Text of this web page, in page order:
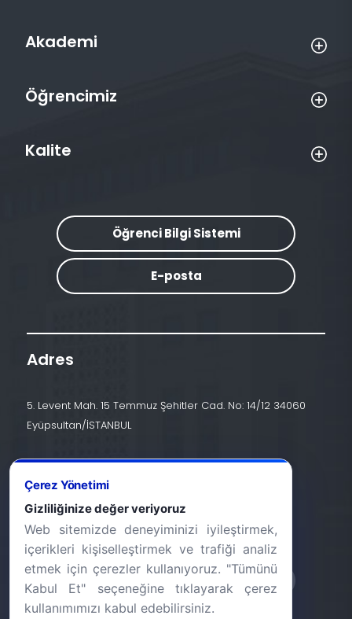
Akademi
Öğrencimiz
Kalite
Öğrenci Bilgi Sistemi
E-posta
Adres
5. Levent Mah. 15 Temmuz Şehitler Cad. No: 14/12 34060
Eyüpsultan/İSTANBUL
+90 (212) 924 24 44
info@halic.edu.tr
Çerez Yönetimi
Gizliliğinize değer veriyoruz
Web sitemizde deneyiminizi iyileştirmek,
içerikleri kişiselleştirmek ve trafiği analiz
etmek için çerezler kullanıyoruz. "Tümünü
Kabul Et" seçeneğine tıklayarak çerez
kullanımımızı kabul edebilirsiniz.